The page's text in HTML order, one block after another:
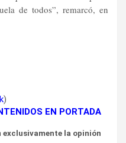
de todos”, remarcó, en
)
EN PORTADA
la opinión